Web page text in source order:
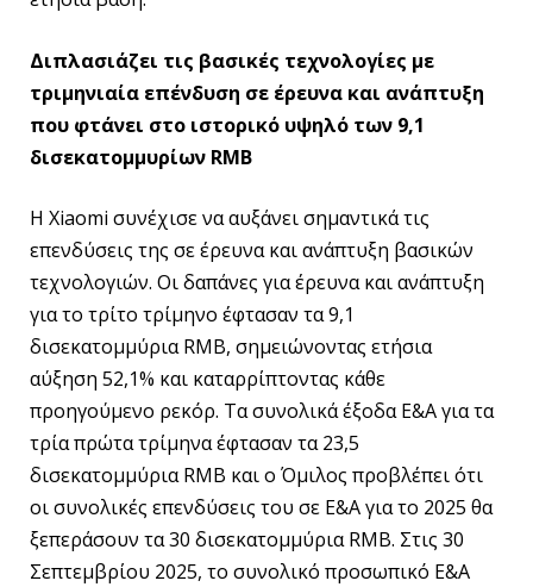
Διπλασιάζει τις βασικές τεχνολογίες με
τριμηνιαία επένδυση σε έρευνα και ανάπτυξη
που φτάνει στο ιστορικό υψηλό των 9,1
δισεκατομμυρίων RMB
Η Xiaomi συνέχισε να αυξάνει σημαντικά τις
επενδύσεις της σε έρευνα και ανάπτυξη βασικών
τεχνολογιών. Οι δαπάνες για έρευνα και ανάπτυξη
για το τρίτο τρίμηνο έφτασαν τα 9,1
δισεκατομμύρια RMB, σημειώνοντας ετήσια
αύξηση 52,1% και καταρρίπτοντας κάθε
προηγούμενο ρεκόρ. Τα συνολικά έξοδα Ε&Α για τα
τρία πρώτα τρίμηνα έφτασαν τα 23,5
δισεκατομμύρια RMB και ο Όμιλος προβλέπει ότι
οι συνολικές επενδύσεις του σε Ε&Α για το 2025 θα
ξεπεράσουν τα 30 δισεκατομμύρια RMB. Στις 30
Σεπτεμβρίου 2025, το συνολικό προσωπικό Ε&Α